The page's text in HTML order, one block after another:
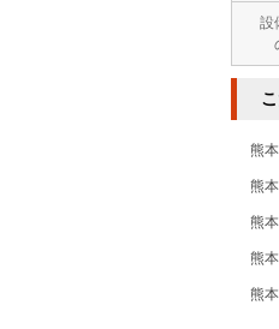
設
熊
熊
熊
熊
熊